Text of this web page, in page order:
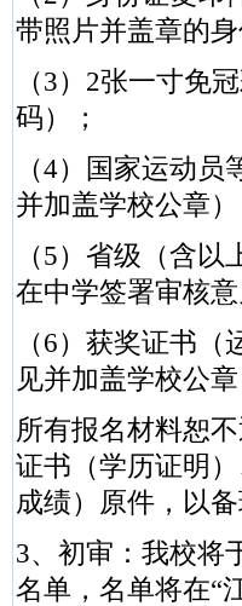
带照片并盖章的
（3）2张一寸免
码）；
（4）国家运动
并加盖学校公章）
（5）省级（含
在中学签署审核
（6）获奖证书
见并加盖学校公章
所有报名材料恕
证书（学历证明
成绩）原件，以备
3、初审：我校将
名单，名单将在“